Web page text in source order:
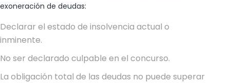
exoneración de deudas:
Declarar el estado de insolvencia actual o
inminente.
No ser declarado culpable en el concurso.
La obligación total de las deudas no puede superar